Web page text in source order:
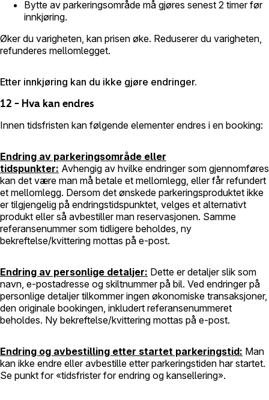
Bytte av parkeringsområde må gjøres senest 2 timer før
innkjøring.
Øker du varigheten, kan prisen øke. Reduserer du varigheten,
refunderes mellomlegget.
Etter innkjøring kan du ikke gjøre endringer.
12 – Hva kan endres
Innen tidsfristen kan følgende elementer endres i en booking:
Endring av parkeringsområde eller
tidspunkter: Avhengig av hvilke endringer som gjennomføres
kan det være man må betale et mellomlegg, eller får refundert
et mellomlegg. Dersom det ønskede parkeringsproduktet ikke
er tilgjengelig på endringstidspunktet, velges et alternativt
produkt eller så avbestiller man reservasjonen. Samme
referansenummer som tidligere beholdes, ny
bekreftelse/kvittering mottas på e-post.
Endring av personlige detaljer: Dette er detaljer slik som
navn, e-postadresse og skiltnummer på bil. Ved endringer på
personlige detaljer tilkommer ingen økonomiske transaksjoner,
den originale bookingen, inkludert referansenummeret
beholdes. Ny bekreftelse/kvittering mottas på e-post.
Endring og avbestilling etter startet parkeringstid: Man
kan ikke endre eller avbestille etter parkeringstiden har startet.
Se punkt for «tidsfrister for endring og kansellering».